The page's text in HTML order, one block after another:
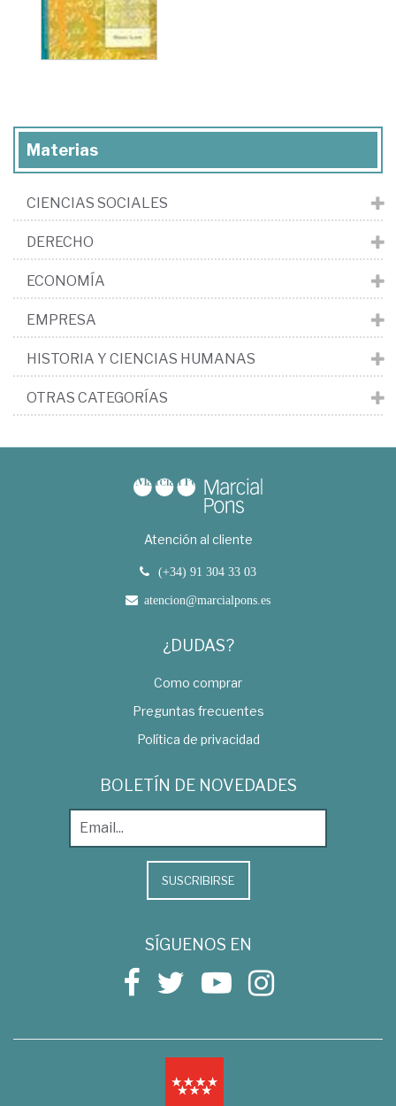
Materias
CIENCIAS SOCIALES
DERECHO
ECONOMÍA
EMPRESA
HISTORIA Y CIENCIAS HUMANAS
OTRAS CATEGORÍAS
Atención al cliente
(+34) 91 304 33 03
atencion@marcialpons.es
¿DUDAS?
Como comprar
Preguntas frecuentes
Política de privacidad
BOLETÍN DE NOVEDADES
SUSCRIBIRSE
SÍGUENOS EN